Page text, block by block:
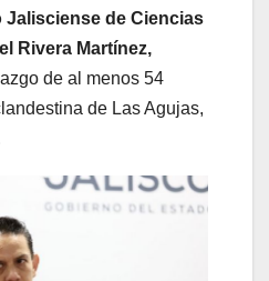
de Ciencias
Rivera Martínez,
de al menos 54
de Las Agujas,